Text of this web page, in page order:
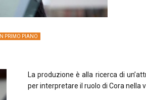
IN PRIMO PIANO
La produzione è alla ricerca di
per interpretare il ruolo di Cora nella